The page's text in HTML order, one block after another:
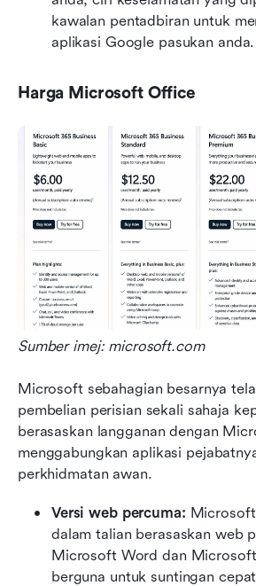
kawalan pentadbiran untuk
aplikasi Google pasukan anda.
Harga Microsoft Office
Sumber imej: microsoft.com
Microsoft sebahagian besarnya
pembelian perisian sekali sahaja
berasaskan langganan dengan
menggabungkan aplikasi
perkhidmatan awan.
Versi web percuma: Microsoft
dalam talian berasaskan web
Microsoft Word dan
berguna untuk suntingan